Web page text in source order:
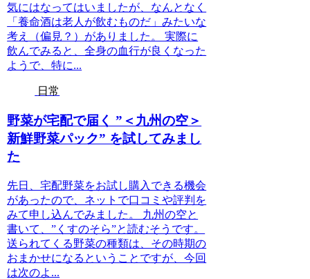
気にはなってはいましたが、なんとなく
「養命酒は老人が飲むものだ」みたいな
考え（偏見？）がありました。 実際に
飲んでみると、全身の血行が良くなった
ようで、特に...
日常
野菜が宅配で届く ”＜九州の空＞
新鮮野菜パック” を試してみまし
た
先日、宅配野菜をお試し購入できる機会
があったので、ネットで口コミや評判を
みて申し込んでみました。 九州の空と
書いて、”くすのそら”と読むそうです。
送られてくる野菜の種類は、その時期の
おまかせになるということですが、今回
は次のよ...